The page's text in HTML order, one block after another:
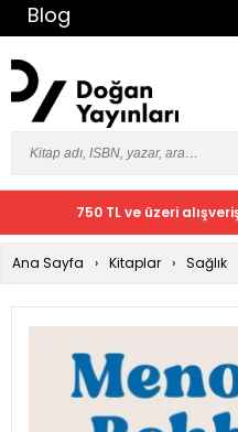
Blog
750 TL ve üzeri
Ana Sayfa Kitaplar Sağlık